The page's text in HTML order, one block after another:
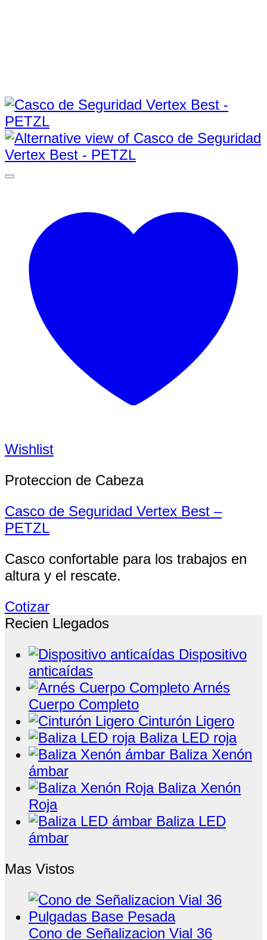
Wishlist
Proteccion de Cabeza
Casco de Seguridad Vertex Best –
PETZL
Casco confortable para los trabajos en
altura y el rescate.
Cotizar
Recien Llegados
Dispositivo
anticaídas
Arnés
Cuerpo Completo
Cinturón Ligero
Baliza LED roja
Baliza Xenón
ámbar
Baliza Xenón
Roja
Baliza LED
ámbar
Mas Vistos
Cono de Señalizacion Vial 36